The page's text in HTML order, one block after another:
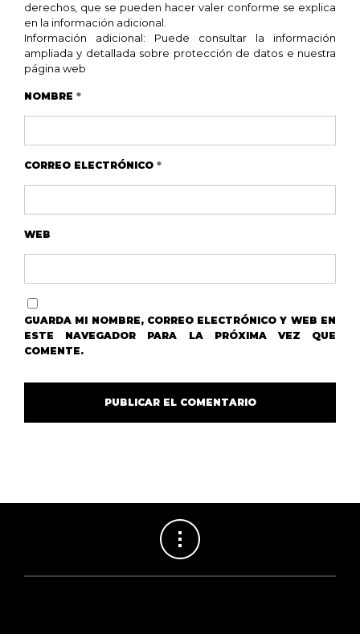
derechos, que se pueden hacer valer conforme se explica
en la información adicional.
Información adicional: Puede consultar la información
ampliada y detallada sobre protección de datos e nuestra
página web
NOMBRE *
CORREO ELECTRÓNICO *
WEB
GUARDA MI NOMBRE, CORREO ELECTRÓNICO Y WEB EN
ESTE NAVEGADOR PARA LA PRÓXIMA VEZ QUE
COMENTE.